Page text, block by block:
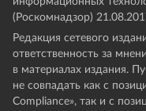
(Роскомнадзор)
Редакция сетевого
ответственность за
в материалах издания.
не совпадать как с
Compliance», так и с